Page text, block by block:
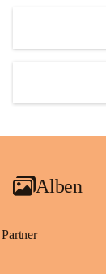
Anhang
1 Seite•1,4
VBl. EU
Alben
Partner